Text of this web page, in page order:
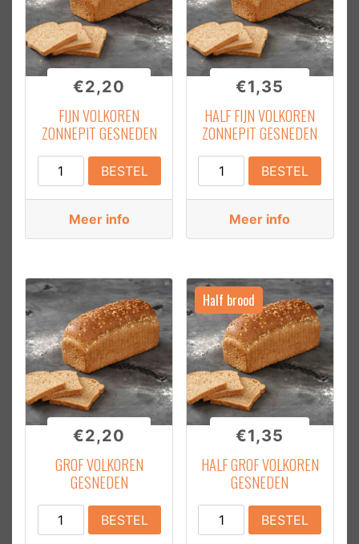
€2,20
FIJN VOLKOREN
ZONNEPIT GESNEDEN
volkoren
zonnepit
Gesneden
aantal
BESTEL
Meer info
€1,35
HALF FIJN VOLKOREN
ZONNEPIT GESNEDEN
Half
Fijn
Volkoren
zonnepit
Gesneden
BESTEL
Meer info
€2,20
GROF VOLKOREN
GESNEDEN
Grof
Volkoren
BESTEL
Half brood
€1,35
HALF GROF VOLKOREN
GESNEDEN
Half
Grof
BESTEL